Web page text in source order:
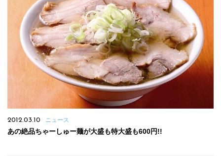
2012.03.10 ニュース
あの絶品ちゃーしゅー麺が大盛も特大盛も600円!!